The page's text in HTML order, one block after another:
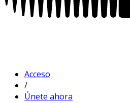
Acceso
/
Únete ahora